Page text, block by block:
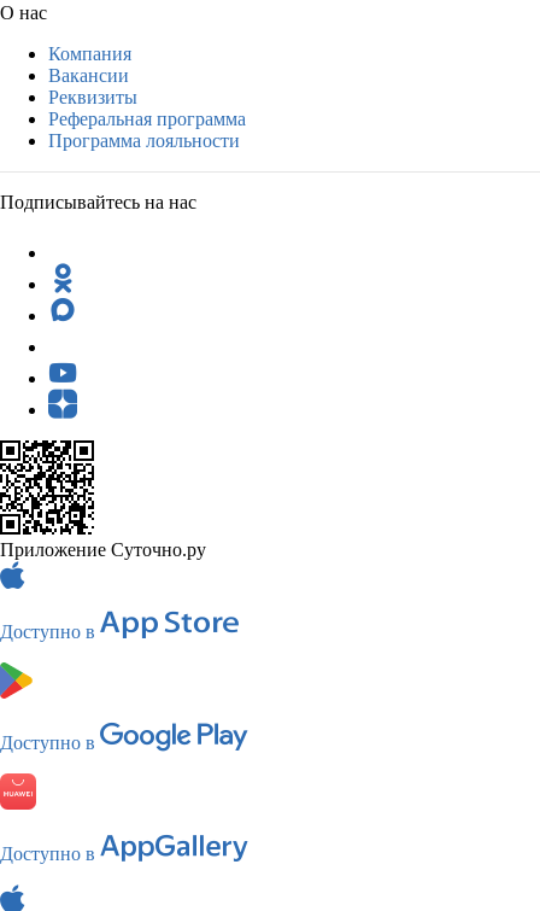
О нас
Компания
Вакансии
Реквизиты
Реферальная программа
Программа лояльности
Подписывайтесь на нас
Приложение Суточно.ру
Доступно в
Доступно в
Доступно в